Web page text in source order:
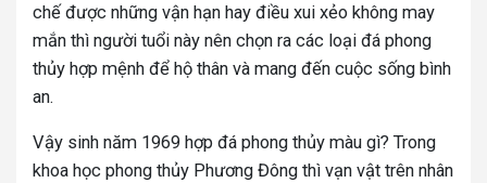
chế được những vận hạn hay điều xui xẻo không may
mắn thì người tuổi này nên chọn ra các loại đá phong
thủy hợp mệnh để hộ thân và mang đến cuộc sống bình
an.
Vậy sinh năm 1969 hợp đá phong thủy màu gì? Trong
khoa học phong thủy Phương Đông thì vạn vật trên nhân